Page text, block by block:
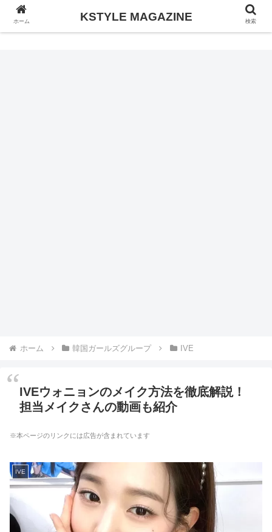
KSTYLE MAGAZINE
ホーム 韓国ガールズグループ IVE
IVEウォニョンのメイク方法を徹底解説！
担当メイクさんの動画も紹介
※本ページのリンクには広告が含まれています
IVE
ホーム KSTYLE MAGAZINE 検索